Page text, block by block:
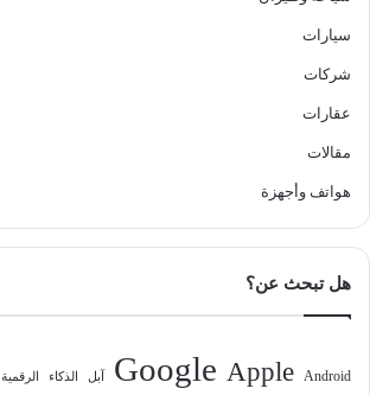
سيارات
شركات
عقارات
مقالات
هواتف وأجهزة
هل تبحث عن؟
Android
Apple
Google آبل الذكاء الرقمية